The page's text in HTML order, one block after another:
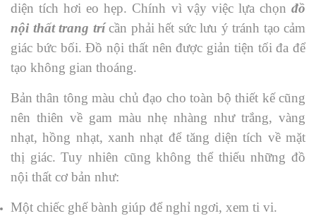
diện tích hơi eo hẹp. Chính vì vậy việc lựa chọn đồ
nội thất trang trícần phải hết sức lưu ý tránh tạo cảm
giác bức bối. Đồ nội thất nên được giản tiện tối đa để
tạo không gian thoáng.
Bản thân tông màu chủ đạo cho toàn bộ thiết kế cũng
nên thiên về gam màu nhẹ nhàng như trắng, vàng
nhạt, hồng nhạt, xanh nhạt để tăng diện tích về mặt
thị giác. Tuy nhiên cũng không thể thiếu những đồ
nội thất cơ bản như:
Một chiếc ghế bành giúp để nghỉ ngơi, xem ti vi.